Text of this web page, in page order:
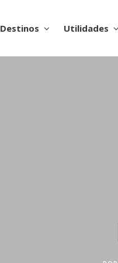
Destinos Utilidades